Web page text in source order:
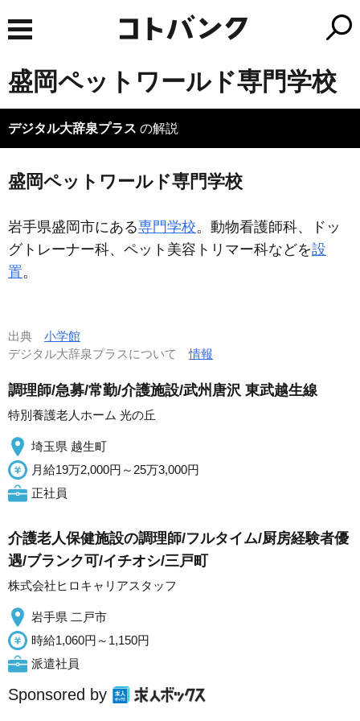
盛岡ペットワールド専門学校
デジタル大辞泉プラス の解説
盛岡ペットワールド専門学校
岩手県盛岡市にある専門学校。動物看護師科、ドッ
グトレーナー科、ペット美容トリマー科などを設
置。
出典 小学館
デジタル大辞泉プラスについて情報
調理師/急募/常勤/介護施設/武州唐沢 東武越生線
特別養護老人ホーム 光の丘
埼玉県 越生町
月給19万2,000円～25万3,000円
正社員
介護老人保健施設の調理師/フルタイム/厨房経験者優
遇/ブランク可/イチオシ/三戸町
株式会社ヒロキャリアスタッフ
岩手県 二戸市
時給1,060円～1,150円
派遣社員
Sponsored by